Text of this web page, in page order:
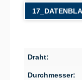
Draht:
Durchmesser: